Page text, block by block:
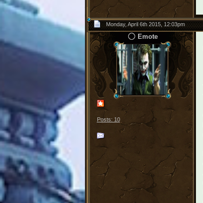
Monday, April 6th 2015, 12:03pm
Emote
Posts: 10